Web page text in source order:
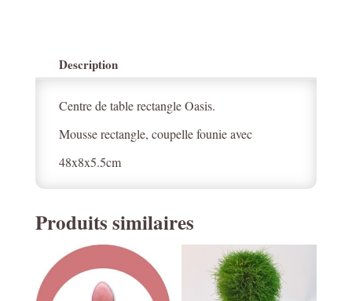
Description
Centre de table rectangle Oasis.
Mousse rectangle, coupelle founie avec
48x8x5.5cm
Produits similaires